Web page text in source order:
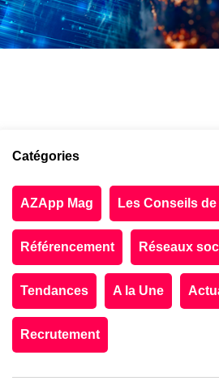
Catégories
AZApp Mag Les Conseils de
Référencement Réseaux
Tendances A la Une
Recrutement